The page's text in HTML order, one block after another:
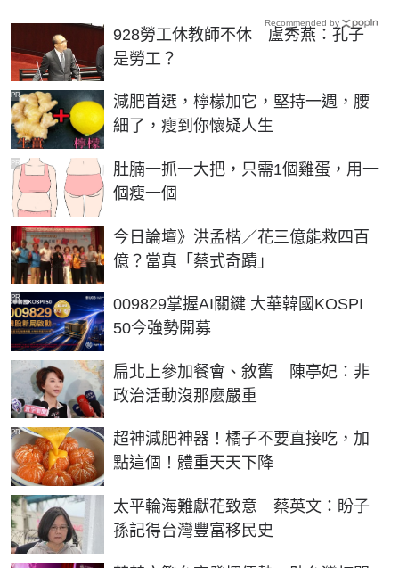
928勞工休教師不休 盧秀燕：孔子
是勞工？
減肥首選，檸檬加它，堅持一週，腰
細了，瘦到你懷疑人生
PR
肚腩一抓一大把，只需1個雞蛋，用一
個瘦一個
PR
今日論壇》洪孟楷／花三億能救四百
億？當真「蔡式奇蹟」
009829掌握AI關鍵 大華韓國KOSPI
50今強勢開募
PR
扁北上參加餐會、敘舊 陳亭妃：非
政治活動沒那麼嚴重
超神減肥神器！橘子不要直接吃，加
點這個！體重天天下降
PR
太平輪海難獻花致意 蔡英文：盼子
孫記得台灣豐富移民史
Recommended by